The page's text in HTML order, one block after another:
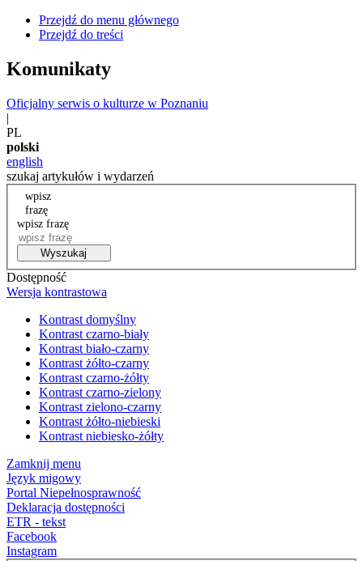
Przejdź do menu głównego
Przejdź do treści
Komunikaty
Oficjalny serwis o kulturze w Poznaniu
|
PL
polski
english
szukaj artykułów i wydarzeń
wpisz
frazę
wpisz frazę
Wyszukaj
Dostępność
Wersja kontrastowa
Kontrast domyślny
Kontrast czarno-biały
Kontrast biało-czarny
Kontrast żółto-czarny
Kontrast czarno-żółty
Kontrast czarno-zielony
Kontrast zielono-czarny
Kontrast żółto-niebieski
Kontrast niebiesko-żółty
Zamknij menu
Język migowy
Portal Niepełnosprawność
Deklaracja dostępności
ETR - tekst
Facebook
Instagram